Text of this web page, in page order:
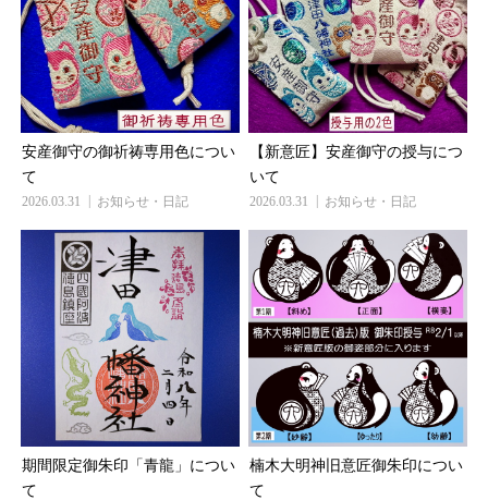
安産御守の御祈祷専用色につい
て
2026.03.31 お知らせ・日記
【新意匠】安産御守の授与につ
いて
2026.03.31 お知らせ・日記
期間限定御朱印「青龍」につい
て
楠木大明神旧意匠御朱印につい
て